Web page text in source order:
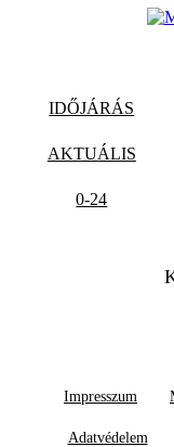
IDŐJÁRÁS
AKTUÁLIS
0-24
Impresszum
Adatvédelem